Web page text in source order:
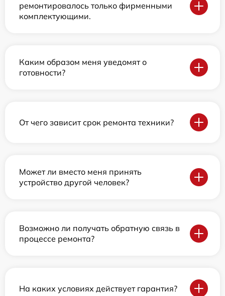
ремонтировалось только фирменными
комплектующими.
Каким образом меня уведомят о
готовности?
От чего зависит срок ремонта техники?
Может ли вместо меня принять
устройство другой человек?
Возможно ли получать обратную связь в
процессе ремонта?
На каких условиях действует гарантия?